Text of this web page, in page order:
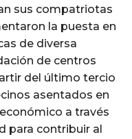
sus compatriotas
la puesta en
de diversa
de centros
del último tercio
asentados en
a través
para contribuir al